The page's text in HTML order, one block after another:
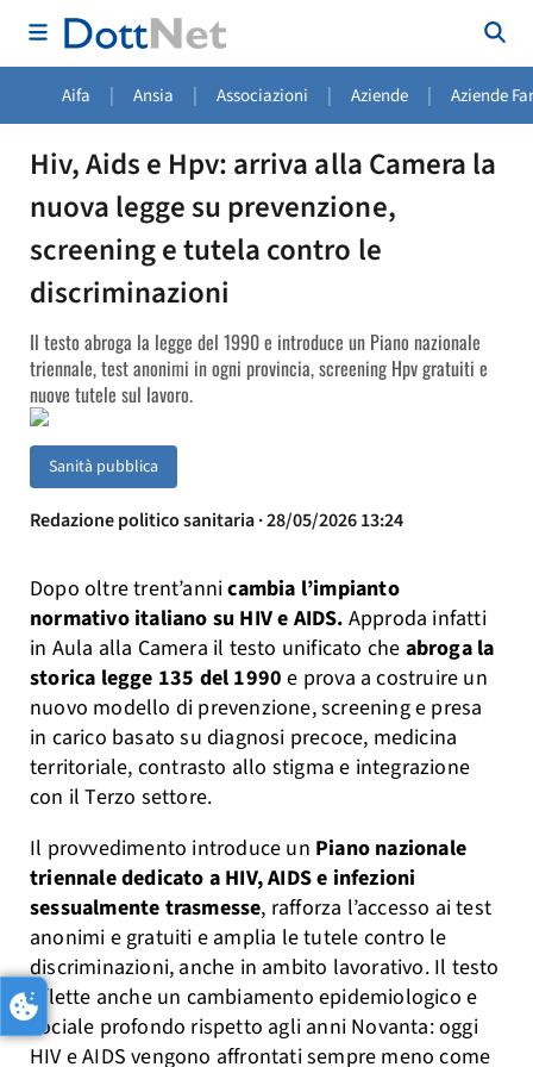
Aifa | Ansia | Associazioni | Aziende | Aziende
Hiv, Aids e Hpv: arriva alla Camera la
nuova legge su prevenzione,
screening e tutela contro le
discriminazioni
Il testo abroga la legge del 1990 e introduce un Piano nazionale
triennale, test anonimi in ogni provincia, screening Hpv gratuiti e
nuove tutele sul lavoro.
Sanità pubblica
Redazione politico sanitaria · 28/05/2026 13:24
Dopo oltre trent’annicambia l’impianto
normativo italiano su HIV e AIDS. Approda infatti
in Aula alla Camera il testo unificato che abroga la
storica legge 135 del 1990e prova a costruire un
nuovo modello di prevenzione, screening e presa
in carico basato su diagnosi precoce, medicina
territoriale, contrasto allo stigma e integrazione
con il Terzo settore.
Il provvedimento introduce un Piano nazionale
triennale dedicato a HIV, AIDS e infezioni
sessualmente trasmesse, rafforza l’accesso ai test
anonimi e gratuiti e amplia le tutele contro le
discriminazioni, anche in ambito lavorativo. Il testo
riflette anche un cambiamento epidemiologico e
sociale profondo rispetto agli anni Novanta: oggi
HIV e AIDS vengono affrontati sempre meno come